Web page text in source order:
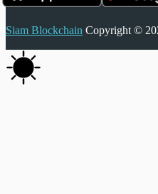
Siam Blockchain Copyright ©